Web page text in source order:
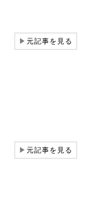
▶元記事を見る
▶元記事を見る